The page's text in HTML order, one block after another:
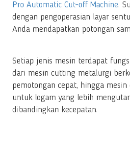
Pro Automatic Cut-off Machine.
dengan pengoperasian layar
Anda mendapatkan potongan
Setiap jenis mesin terdapat
dari mesin cutting metalurgi
pemotongan cepat, hingga
untuk logam yang lebih
dibandingkan kecepatan.